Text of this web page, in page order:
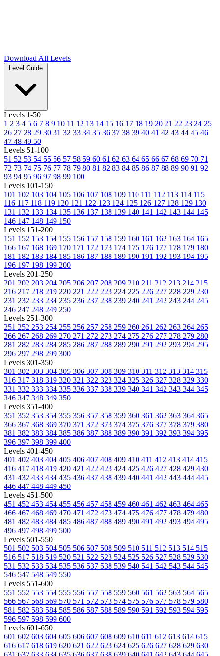
Download All Levels
Level Guide
Levels 1-50
1 2 3 4 5 6 7 8 9 10 11 12 13 14 15 16 17 18 19 20 21 22 23 24 25
26 27 28 29 30 31 32 33 34 35 36 37 38 39 40 41 42 43 44 45 46
47 48 49 50
Levels 51-100
51 52 53 54 55 56 57 58 59 60 61 62 63 64 65 66 67 68 69 70 71
72 73 74 75 76 77 78 79 80 81 82 83 84 85 86 87 88 89 90 91 92
93 94 95 96 97 98 99 100
Levels 101-150
101 102 103 104 105 106 107 108 109 110 111 112 113 114 115
116 117 118 119 120 121 122 123 124 125 126 127 128 129 130
131 132 133 134 135 136 137 138 139 140 141 142 143 144 145
146 147 148 149 150
Levels 151-200
151 152 153 154 155 156 157 158 159 160 161 162 163 164 165
166 167 168 169 170 171 172 173 174 175 176 177 178 179 180
181 182 183 184 185 186 187 188 189 190 191 192 193 194 195
196 197 198 199 200
Levels 201-250
201 202 203 204 205 206 207 208 209 210 211 212 213 214 215
216 217 218 219 220 221 222 223 224 225 226 227 228 229 230
231 232 233 234 235 236 237 238 239 240 241 242 243 244 245
246 247 248 249 250
Levels 251-300
251 252 253 254 255 256 257 258 259 260 261 262 263 264 265
266 267 268 269 270 271 272 273 274 275 276 277 278 279 280
281 282 283 284 285 286 287 288 289 290 291 292 293 294 295
296 297 298 299 300
Levels 301-350
301 302 303 304 305 306 307 308 309 310 311 312 313 314 315
316 317 318 319 320 321 322 323 324 325 326 327 328 329 330
331 332 333 334 335 336 337 338 339 340 341 342 343 344 345
346 347 348 349 350
Levels 351-400
351 352 353 354 355 356 357 358 359 360 361 362 363 364 365
366 367 368 369 370 371 372 373 374 375 376 377 378 379 380
381 382 383 384 385 386 387 388 389 390 391 392 393 394 395
396 397 398 399 400
Levels 401-450
401 402 403 404 405 406 407 408 409 410 411 412 413 414 415
416 417 418 419 420 421 422 423 424 425 426 427 428 429 430
431 432 433 434 435 436 437 438 439 440 441 442 443 444 445
446 447 448 449 450
Levels 451-500
451 452 453 454 455 456 457 458 459 460 461 462 463 464 465
466 467 468 469 470 471 472 473 474 475 476 477 478 479 480
481 482 483 484 485 486 487 488 489 490 491 492 493 494 495
496 497 498 499 500
Levels 501-550
501 502 503 504 505 506 507 508 509 510 511 512 513 514 515
516 517 518 519 520 521 522 523 524 525 526 527 528 529 530
531 532 533 534 535 536 537 538 539 540 541 542 543 544 545
546 547 548 549 550
Levels 551-600
551 552 553 554 555 556 557 558 559 560 561 562 563 564 565
566 567 568 569 570 571 572 573 574 575 576 577 578 579 580
581 582 583 584 585 586 587 588 589 590 591 592 593 594 595
596 597 598 599 600
Levels 601-650
601 602 603 604 605 606 607 608 609 610 611 612 613 614 615
616 617 618 619 620 621 622 623 624 625 626 627 628 629 630
631 632 633 634 635 636 637 638 639 640 641 642 643 644 645